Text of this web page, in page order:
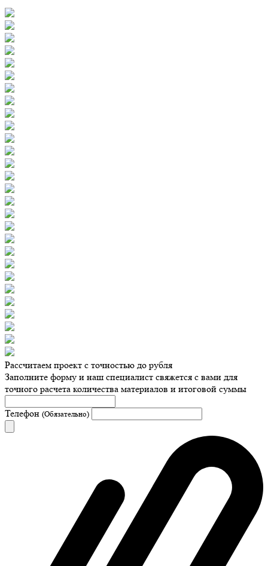
Рассчитаем проект с точностью до рубля
Заполните форму и наш специалист свяжется с вами для
точного расчета количества материалов и итоговой суммы
Телефон (Обязательно)